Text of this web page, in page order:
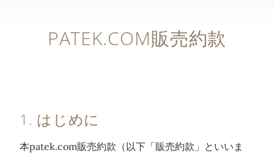
PATEK.COM販売約款
1. はじめに
本patek.com販売約款（以下「販売約款」といいま